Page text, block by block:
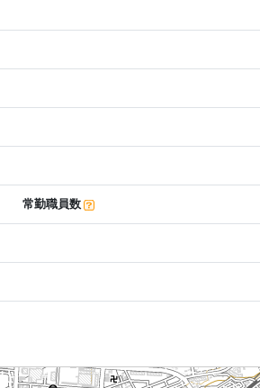
常勤職員数